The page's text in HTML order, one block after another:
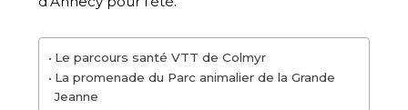
Le parcours santé VTT de Colmyr
La promenade du Parc animalier de la Grande
Jeanne